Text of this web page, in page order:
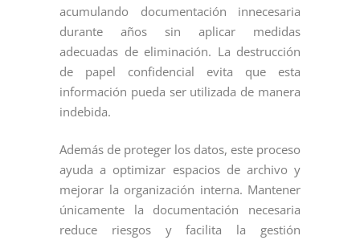
acumulando documentación innecesaria
durante años sin aplicar medidas
adecuadas de eliminación. La destrucción
de papel confidencial evita que esta
información pueda ser utilizada de manera
indebida.
Además de proteger los datos, este proceso
ayuda a optimizar espacios de archivo y
mejorar la organización interna. Mantener
únicamente la documentación necesaria
reduce riesgos y facilita la gestión